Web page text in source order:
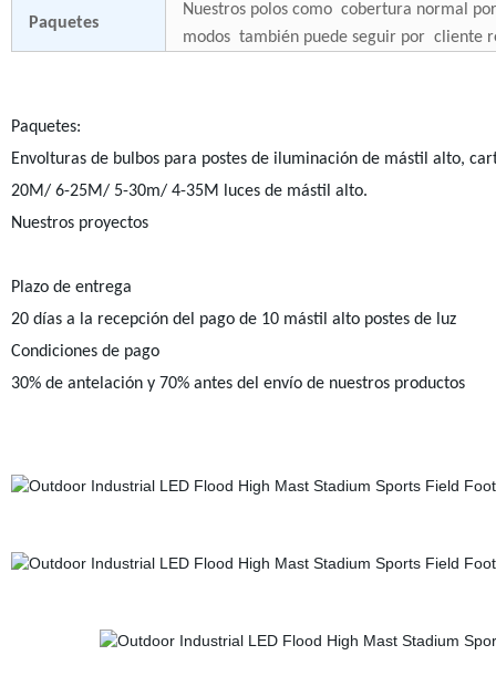
Paquetes
Nuestros polos como cobertura normal
modos también puede seguir por cliente
Paquetes:
Envolturas de bulbos para postes de iluminación de mástil alto,
20M/ 6-25M/ 5-30m/ 4-35M luces de mástil alto.
Nuestros proyectos
Plazo de entrega
20 días a la recepción del pago de 10 mástil alto postes de luz
Condiciones de pago
30% de antelación y 70% antes del envío de nuestros productos